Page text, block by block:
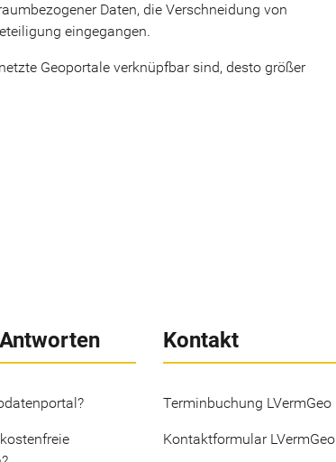
Daten, die Verschneidung von
eingegangen.
Geoportale verknüpfbar sind, desto größer
Kontakt
Terminbuchung LVermGeo
Kontaktformular LVermGeo